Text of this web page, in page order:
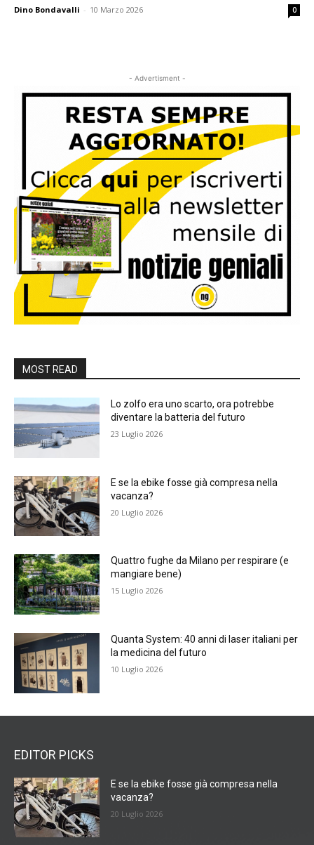
Dino Bondavalli - 10 Marzo 2026 0
- Advertisment -
MOST READ
Lo zolfo era uno scarto, ora potrebbe
diventare la batteria del futuro
23 Luglio 2026
E se la ebike fosse già compresa nella
vacanza?
20 Luglio 2026
Quattro fughe da Milano per respirare (e
mangiare bene)
15 Luglio 2026
Quanta System: 40 anni di laser italiani per
la medicina del futuro
10 Luglio 2026
EDITOR PICKS
E se la ebike fosse già compresa nella
vacanza?
20 Luglio 2026